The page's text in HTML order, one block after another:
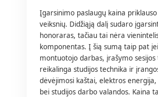
Įgarsinimo paslaugų kaina
veiksnių. Didžiąją dalį sudaro
honoraras, tačiau tai nėra
komponentas. Į šią sumą taip pat
montuotojo darbas, įrašymo
reikalinga studijos technika ir
dėvėjimosi kaštai, elektros energija,
bei studijos darbo valandos. Kaina